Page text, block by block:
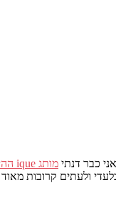
מותג ique ההיסטוריה
קטנות, בלעדי ולעתים קרובות